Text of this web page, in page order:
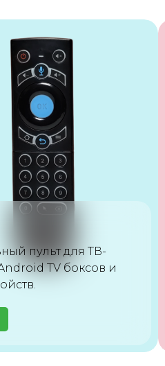
M9
пульт-
для устройств на базе
MacOS, Linux.